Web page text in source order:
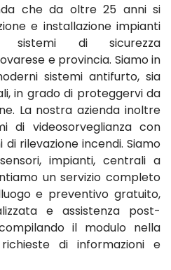
che da oltre 25 anni si
e installazione impianti
sistemi di sicurezza
e provincia. Siamo in
sistemi antifurto, sia
in grado di proteggervi da
La nostra azienda inoltre
di videosorveglianza con
rilevazione incendi. Siamo
impianti, centrali a
un servizio completo
e preventivo gratuito,
e assistenza post-
il modulo nella
di informazioni e